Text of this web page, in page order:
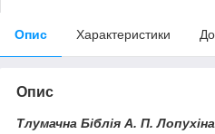
Опис Характеристики
Опис
Тлумачна Біблія А. П.